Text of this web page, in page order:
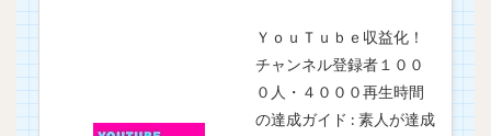
ＹｏｕＴｕｂｅ収益化！
チャンネル登録者１００
０人・４０００再生時間
の達成ガイド : 素人が達成